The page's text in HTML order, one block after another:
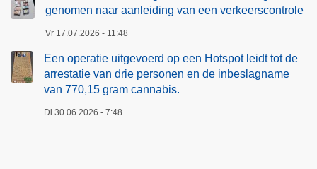
genomen naar aanleiding van een verkeerscontrole
Vr 17.07.2026 - 11:48
Een operatie uitgevoerd op een Hotspot leidt tot de
arrestatie van drie personen en de inbeslagname
van 770,15 gram cannabis.
Di 30.06.2026 - 7:48